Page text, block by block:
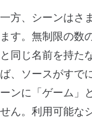
一方、シーンはさ
ます。無制限の数
と同じ名前を持た
ば、ソースがすで
ーンに「ゲーム」
せん。利用可能な